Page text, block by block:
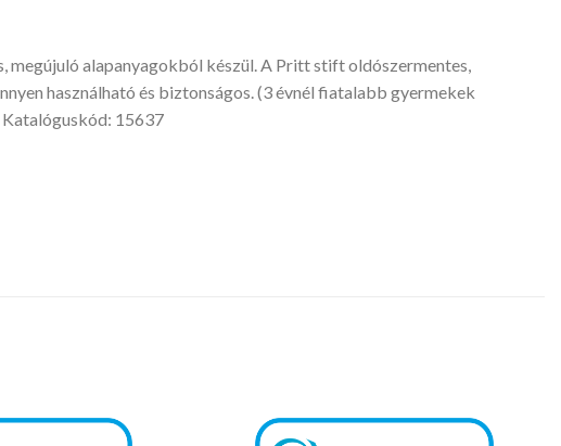
megújuló alapanyagokból készül. A Pritt stift oldószermentes,
használható és biztonságos. (3 évnél fiatalabb gyermekek
15637
Kedvencekhez Kedvencekhez